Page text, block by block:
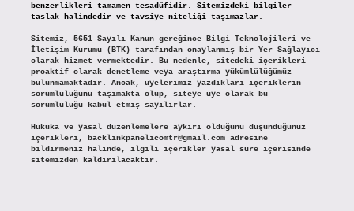
benzerlikleri tamamen tesadüfidir. Sitemizdeki bilgiler
taslak halindedir ve tavsiye niteliği taşımazlar.
Sitemiz, 5651 Sayılı Kanun gereğince Bilgi Teknolojileri ve
İletişim Kurumu (BTK) tarafından onaylanmış bir Yer Sağlayıcı
olarak hizmet vermektedir. Bu nedenle, sitedeki içerikleri
proaktif olarak denetleme veya araştırma yükümlülüğümüz
bulunmamaktadır. Ancak, üyelerimiz yazdıkları içeriklerin
sorumluluğunu taşımakta olup, siteye üye olarak bu
sorumluluğu kabul etmiş sayılırlar.
Hukuka ve yasal düzenlemelere aykırı olduğunu düşündüğünüz
içerikleri,
backlinkpanelicomtr@gmail.comadresine
bildirmeniz halinde, ilgili içerikler yasal süre içerisinde
sitemizden kaldırılacaktır.